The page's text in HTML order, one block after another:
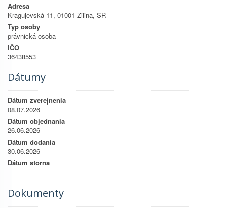
Adresa
Kragujevská 11, 01001 Žilina, SR
Typ osoby
právnická osoba
IČO
36438553
Dátumy
Dátum zverejnenia
08.07.2026
Dátum objednania
26.06.2026
Dátum dodania
30.06.2026
Dátum storna
Dokumenty